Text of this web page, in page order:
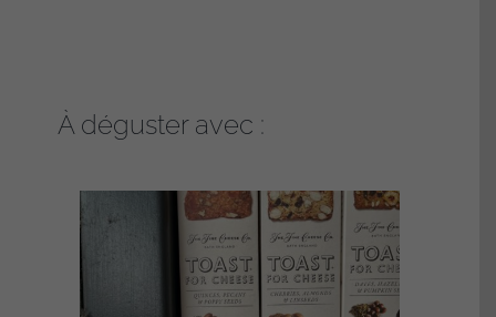
À déguster avec :